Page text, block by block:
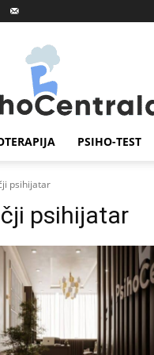
Psihocentrala
PSIHO-TEST
psihijatar
psihijatar